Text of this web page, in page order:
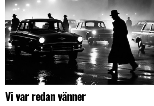
Vi var redan vänner